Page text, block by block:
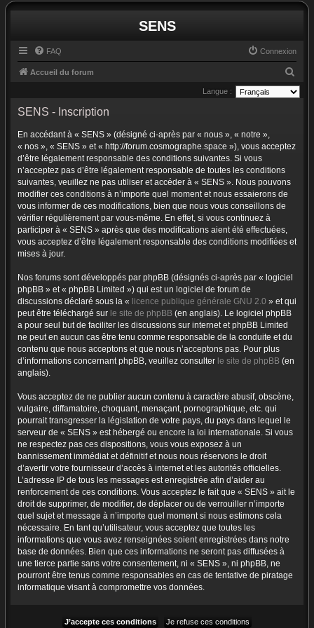
SENS
FAQ Connexion
Accueil du forum
e
Langue :
SENS - Inscription
En accédant à « SENS » (désigné ci-après par « nous », « notre »,
« nos », « SENS » et « http://forum.cosmographe.space »), vous acceptez
d’être légalement responsable des conditions suivantes. Si vous
n’acceptez pas d’être légalement responsable de toutes les conditions
suivantes, veuillez ne pas utiliser et accéder à « SENS ». Nous pouvons
modifier ces conditions à n’importe quel moment et nous essaierons de
vous informer de ces modifications, bien que nous vous conseillons de
vérifier régulièrement par vous-même. En effet, si vous continuez à
participer à « SENS » après que des modifications aient été effectuées,
vous acceptez d’être légalement responsable des conditions modifiées et
mises à jour.
Nos forums sont développés par phpBB (désignés ci-après par « logiciel
phpBB » et « phpBB Limited ») qui est un logiciel de forum de
discussions déclaré sous la « licence publique générale GNU 2.0 » et qui
peut être téléchargé sur le site de phpBB (en anglais). Le logiciel phpBB
a pour seul but de faciliter les discussions sur internet et phpBB Limited
ne peut en aucun cas être tenu comme responsable de la conduite et du
contenu que nous acceptons et que nous n’acceptons pas. Pour plus
d’informations concernant phpBB, veuillez consulter le site de phpBB (en
anglais).
Vous acceptez de ne publier aucun contenu à caractère abusif, obscène,
vulgaire, diffamatoire, choquant, menaçant, pornographique, etc. qui
pourrait transgresser la législation de votre pays, du pays dans lequel le
serveur de « SENS » est hébergé ou encore la loi internationale. Si vous
ne respectez pas ces dispositions, vous vous exposez à un
bannissement immédiat et définitif et nous nous réservons le droit
d’avertir votre fournisseur d’accès à internet et les autorités officielles.
L’adresse IP de tous les messages est enregistrée afin d’aider au
renforcement de ces conditions. Vous acceptez le fait que « SENS » ait le
droit de supprimer, de modifier, de déplacer ou de verrouiller n’importe
quel sujet et message à n’importe quel moment si nous estimons cela
nécessaire. En tant qu’utilisateur, vous acceptez que toutes les
informations que vous avez renseignées soient enregistrées dans notre
base de données. Bien que ces informations ne seront pas diffusées à
une tierce partie sans votre consentement, ni « SENS », ni phpBB, ne
pourront être tenus comme responsables en cas de tentative de piratage
informatique visant à compromettre vos données.